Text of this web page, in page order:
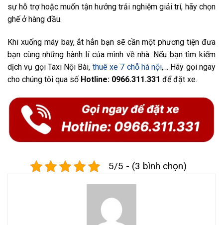
sự hỗ trợ hoặc muốn tận hưởng trải nghiệm giải trí, hãy chọn
ghế ở hàng đầu.
Khi xuống máy bay, ắt hẳn bạn sẽ cần một phương tiện đưa
bạn cùng những hành lí của mình về nhà. Nếu bạn tìm kiếm
dịch vụ gọi Taxi Nội Bài, thuê xe 7 chỗ hà nội,… Hãy gọi ngay
cho chúng tôi qua số Hotline: 0966.311.331 để đặt xe.
5/5 - (3 bình chọn)